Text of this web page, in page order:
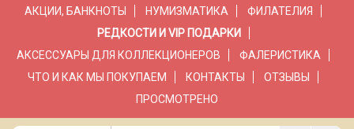
АКЦИИ, БАНКНОТЫ
НУМИЗМАТИКА
ФИЛАТЕЛИЯ
РЕДКОСТИ И VIP ПОДАРКИ
АКСЕССУАРЫ ДЛЯ КОЛЛЕКЦИОНЕРОВ
ФАЛЕРИСТИКА
ЧТО И КАК МЫ ПОКУПАЕМ
КОНТАКТЫ
ОТЗЫВЫ
ПРОСМОТРЕНО